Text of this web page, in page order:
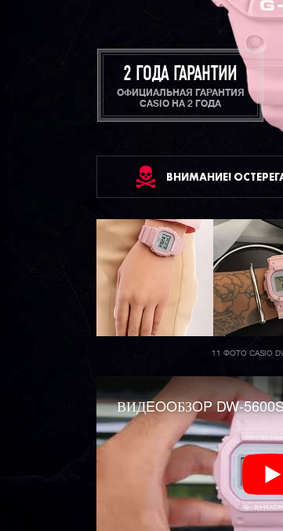
2 ГОДА ГАРАНТИИ
ОФИЦИАЛЬНАЯ ГАРАНТИЯ
CASIO НА 2 ГОДА
ВНИМАНИЕ!
11 ФОТО CASIO
ВИДEOOБЗOP DW-